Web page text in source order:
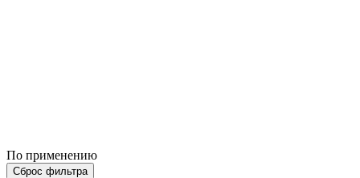
По применению
Сброс фильтра